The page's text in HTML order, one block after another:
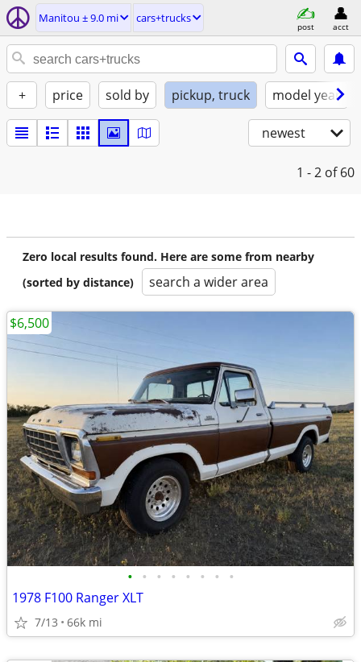
Manitou ± 9.0 mi cars+trucks
post acct
+ price sold by pickup, truck model year
newest
1 - 2 of 60
Zero local results found. Here are some from nearby
(sorted by distance)
search a wider area
• • • • • • • •
1978 F100 Ranger XLT
7/13 66k mi
$6,500